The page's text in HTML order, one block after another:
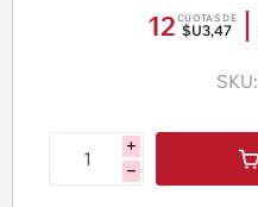
12 CUOTAS DE
$U3,47
SKU:
i
h